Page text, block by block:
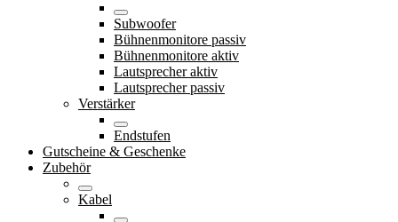
Subwoofer
Bühnenmonitore passiv
Bühnenmonitore aktiv
Lautsprecher aktiv
Lautsprecher passiv
Verstärker
Endstufen
Gutscheine & Geschenke
Zubehör
Kabel